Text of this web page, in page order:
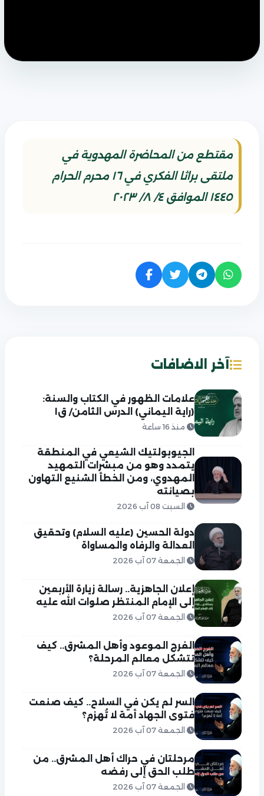
مقتطع من المحاضرة المهدوية في
ملتقى براثا الفكري في ١٦ محرم الحرام
١٤٤٥ الموافق ٤/ ٨/ ٢٠٢٣
آخر الاضافات
علامات الظهور في الكتاب والسنة:
(راية اليماني) الدرس الثامن/ ق١
منذ 16 ساعة
الجيوبولتيك الشيعي في المنطقة
يتمدد وهو من مبشرات التمهيد
المهدوي، ومن الخطأ الشنيع التهاون
بصيانته
السبت 08 آب 2026
دولة الحسين (عليه السلام) وتحقيق
العدالة والرفاه والمساواة
الجمعة 07 آب 2026
إعلان الجاهزية.. رسالة زيارة الأربعين
إلى الإمام المنتظر صلوات الله عليه
الجمعة 07 آب 2026
الفرج الموعود وأهل المشرق.. كيف
تتشكل معالم المرحلة؟
الجمعة 07 آب 2026
السر لم يكن في السلاح.. كيف صنعت
فتوى الجهاد أمة لا تُهزم؟
الجمعة 07 آب 2026
مرحلتان في حراك أهل المشرق.. من
طلب الحق إلى رفضه
الجمعة 07 آب 2026